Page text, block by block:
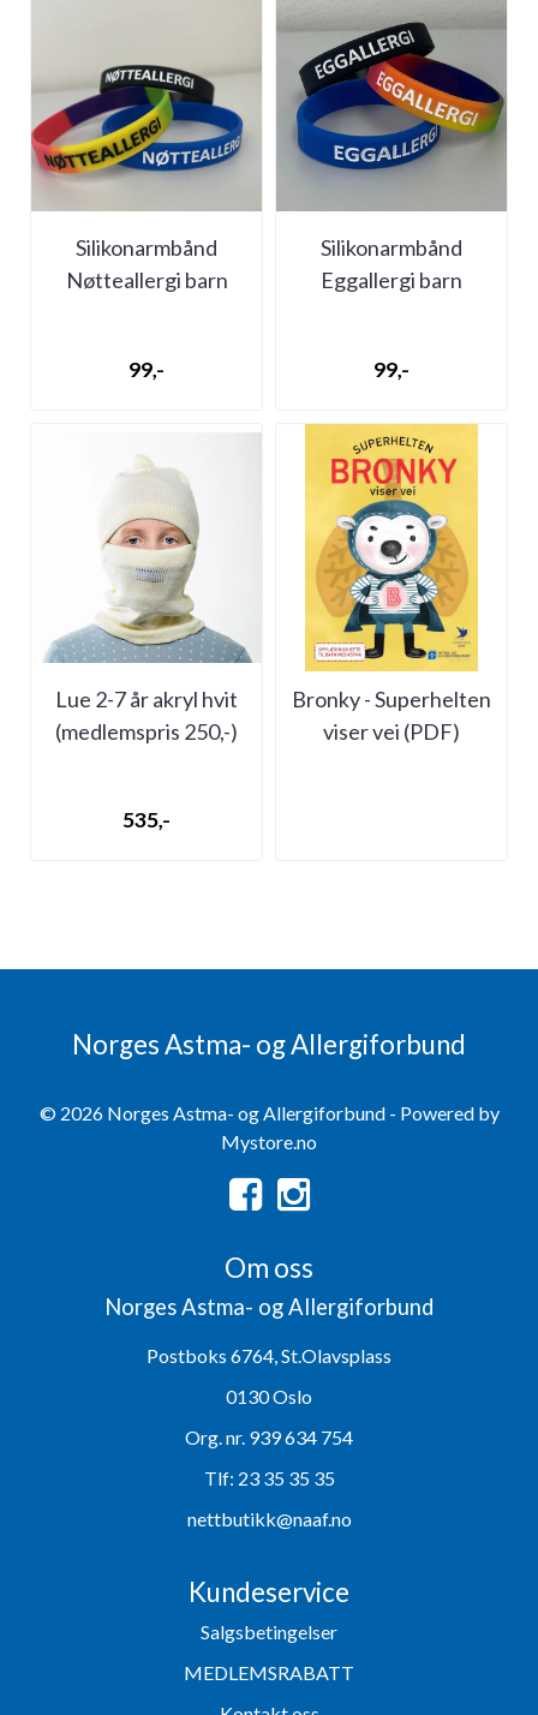
Silikonarmbånd
Nøtteallergi barn
99,-
Silikonarmbånd
Eggallergi barn
99,-
Lue 2-7 år akryl hvit
(medlemspris 250,-)
535,-
Bronky - Superhelten
viser vei (PDF)
Norges Astma- og Allergiforbund
© 2026 Norges Astma- og Allergiforbund - Powered by
Mystore.no
Om oss
Norges Astma- og Allergiforbund
Postboks 6764, St.Olavsplass
0130 Oslo
Org. nr. 939 634 754
Tlf: 23 35 35 35
nettbutikk@naaf.no
Kundeservice
Salgsbetingelser
MEDLEMSRABATT